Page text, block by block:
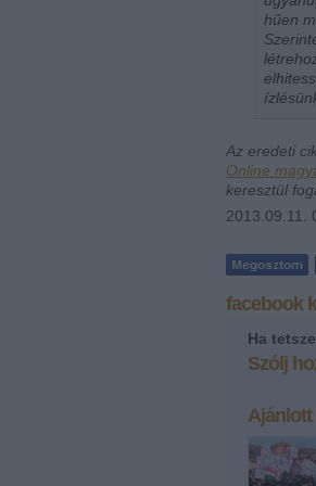
hűen
Az eredeti
Online
keresztül
2013.09.11.
facebook
Ha
Szólj
Ajánlott